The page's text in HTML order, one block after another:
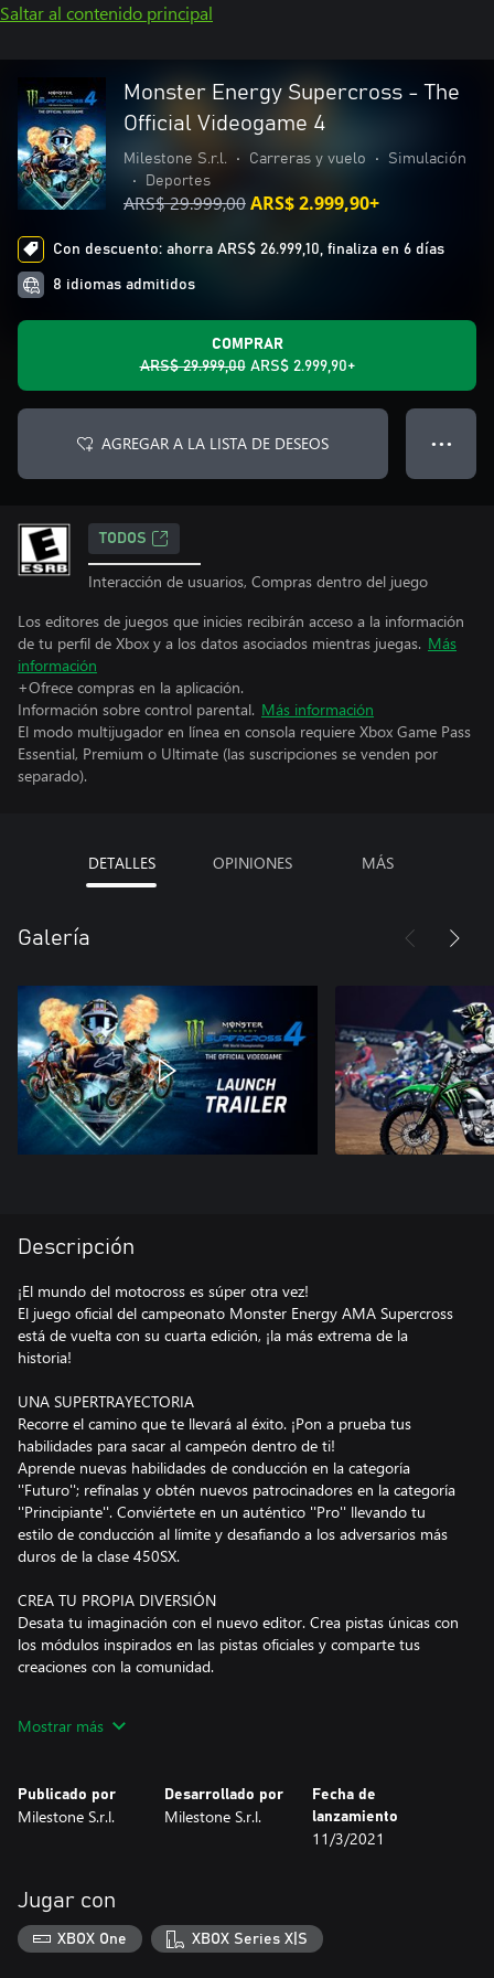
Saltar al contenido principal
Monster Energy Supercross - The
Official Videogame 4
Milestone S.r.l. • Carreras y vuelo •
Simulación
•
Deportes
ARS$ 29.999,00ARS$ 2.999,90+
Con descuento: ahorra ARS$ 26.999,10, finaliza en 6 días
8 idiomas admitidos
COMPRAR
ARS$ 29.999,00 ARS$ 2.999,90+
AGREGAR A LA LISTA DE DESEOS ● ● ●
TODOS
Interacción de usuarios, Compras dentro del juego
Los editores de juegos que inicies recibirán acceso a la información
de tu perfil de Xbox y a los datos asociados mientras juegas. Más
información
+Ofrece compras en la aplicación.
Información sobre control parental. Más información
El modo multijugador en línea en consola requiere Xbox Game Pass
Essential, Premium o Ultimate (las suscripciones se venden por
separado).
DETALLES OPINIONES MÁS
Galería
Descripción
¡El mundo del motocross es súper otra vez!
El juego oficial del campeonato Monster Energy AMA Supercross
está de vuelta con su cuarta edición, ¡la más extrema de la
historia!
UNA SUPERTRAYECTORIA
Recorre el camino que te llevará al éxito. ¡Pon a prueba tus
habilidades para sacar al campeón dentro de ti!
Aprende nuevas habilidades de conducción en la categoría
''Futuro''; refínalas y obtén nuevos patrocinadores en la categoría
''Principiante''. Conviértete en un auténtico ''Pro'' llevando tu
estilo de conducción al límite y desafiando a los adversarios más
duros de la clase 450SX.
CREA TU PROPIA DIVERSIÓN
Desata tu imaginación con el nuevo editor. Crea pistas únicas con
los módulos inspirados en las pistas oficiales y comparte tus
creaciones con la comunidad.
Explora, busca nuevas aventuras, entrena y desafía a tus amigos
SUPERPILOTOS, SUPERPISTAS
Elige a tu piloto favorito de un elenco de más de 100 pilotos en
ALTA PERSONALIZACIÓN
Más de 100 marcas para personalizar motos y pilotos.
Mostrar más
Publicado por
Milestone S.r.l.
Desarrollado por
Milestone S.r.l.
Fecha de
lanzamiento
11/3/2021
Jugar con
XBOX One XBOX Series X|S